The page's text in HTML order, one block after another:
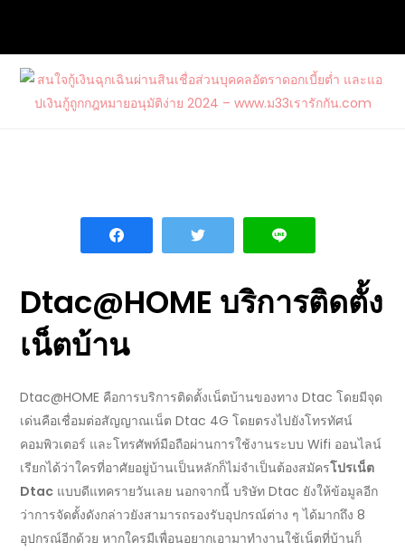
content
Dtac@HOME บริการติดตั้ง
เน็ตบ้าน
Dtac@HOME คือการบริการติดตั้งเน็ตบ้านของทาง Dtac โดยมีจุด
เด่นคือเชื่อมต่อสัญญาณเน็ตDtac 4G โดยตรงไปยังโทรทัศน์
คอมพิวเตอร์ และโทรศัพท์มือถือผ่านการใช้งานระบบ Wifi ออนไลน์
เรียกได้ว่าใครที่อาศัยอยู่บ้านเป็นหลักก็ไม่จำเป็นต้องสมัครโปรเน็ต
Dtac แบบดีแทครายวันเลย นอกจากนี้ บริษัทDtac ยังให้ข้อมูลอีก
ว่าการจัดตั้งดังกล่าวยังสามารถรองรับอุปกรณ์ต่าง ๆ ได้มากถึง 8
อุปกรณ์อีกด้วย หากใครมีเพื่อนอยากเอามาทำงานใช้เน็ตที่บ้านก็